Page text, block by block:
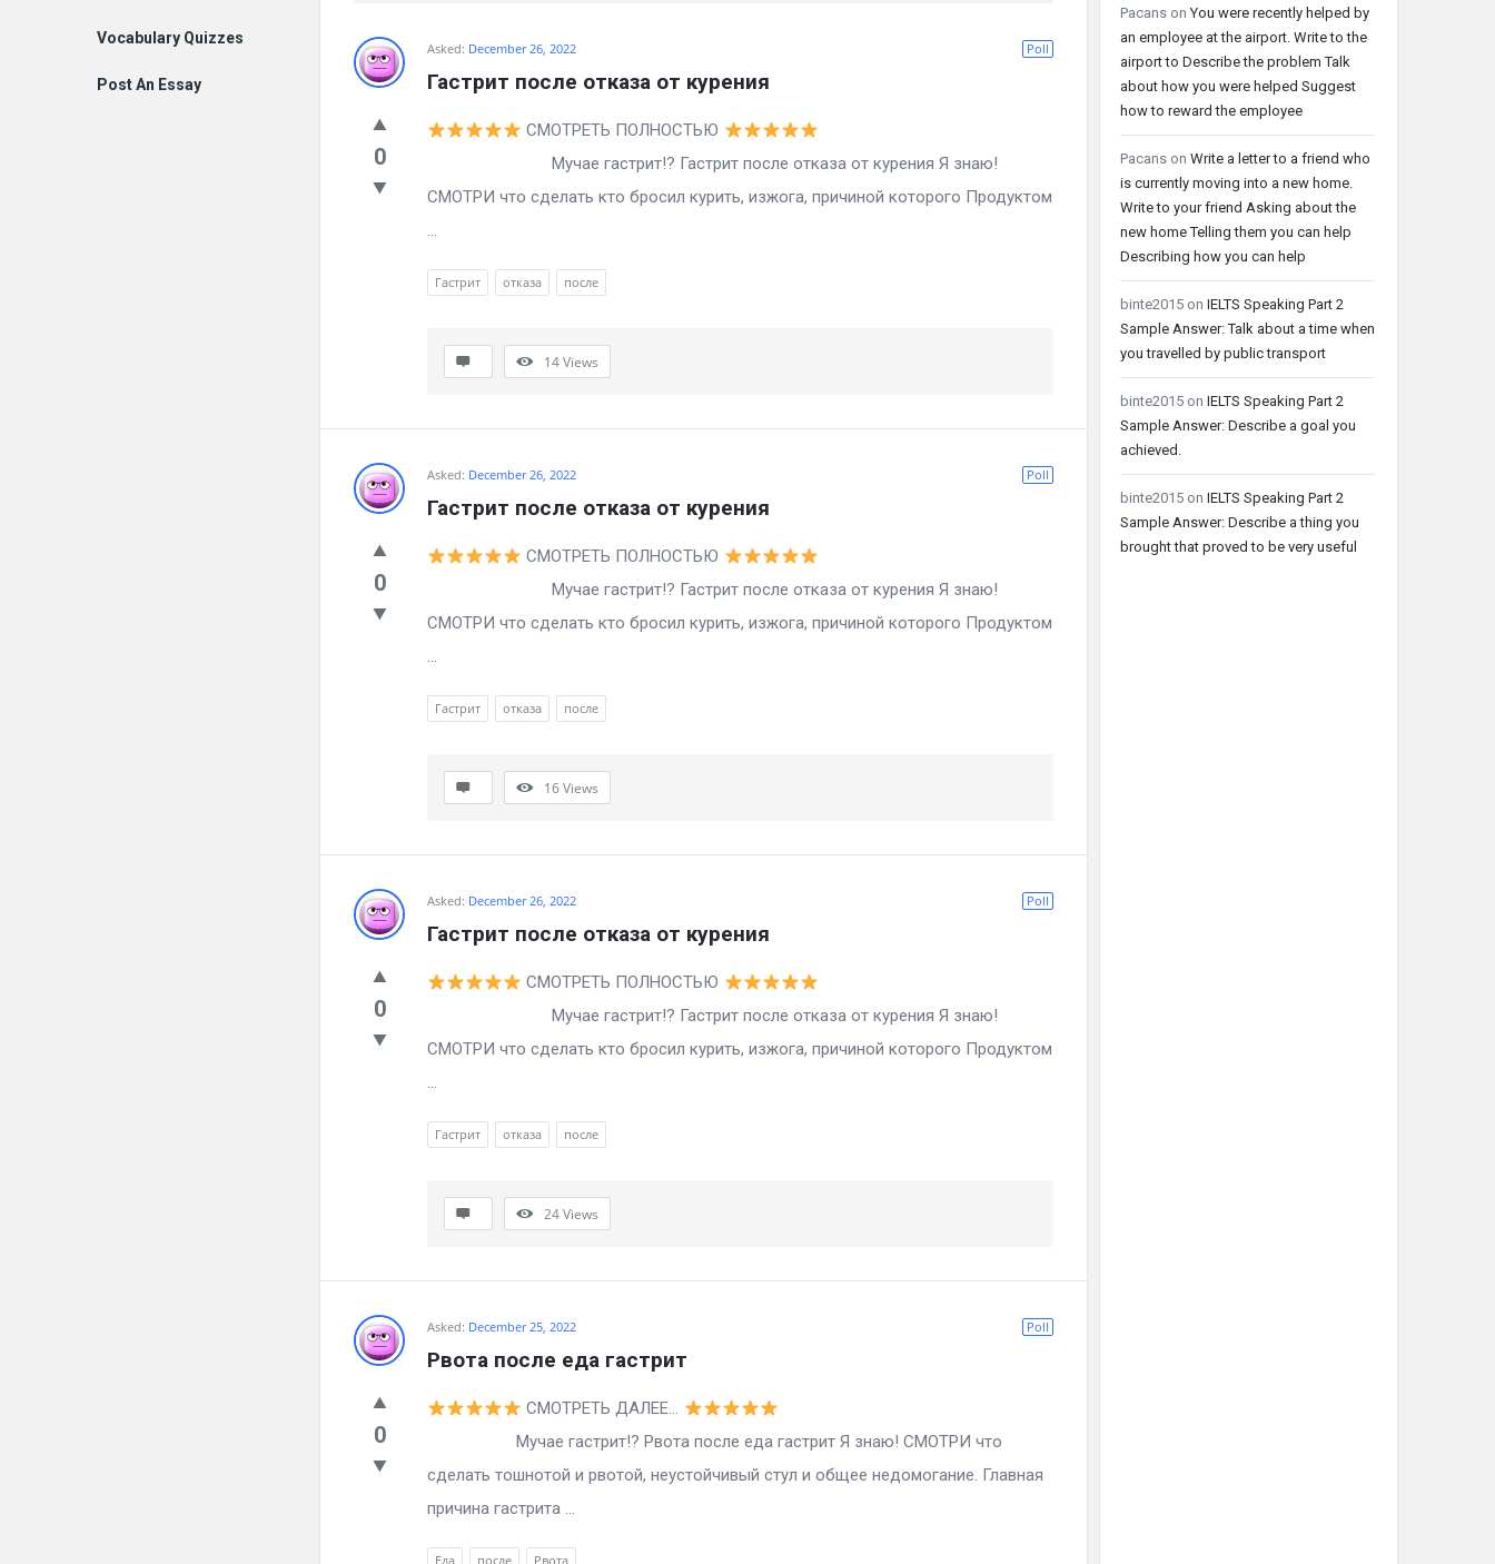
Billion
Latest
Questions
Poll
Asked: December 26, 2022
Гастрит после отказа от курения
0
СМОТРЕТЬ ПОЛНОСТЬЮ
Мучае гастрит!? Гастрит после отказа от курения Я знаю!
СМОТРИ что сделать кто бросил курить, изжога, причиной которого Продуктом
...
Гастрит отказа после
14Views
Poll
Asked: December 26, 2022
Гастрит после отказа от курения
0
СМОТРЕТЬ ПОЛНОСТЬЮ
Мучае гастрит!? Гастрит после отказа от курения Я знаю!
СМОТРИ что сделать кто бросил курить, изжога, причиной которого Продуктом
...
Гастрит отказа после
16Views
Poll
Asked: December 26, 2022
Гастрит после отказа от курения
0
СМОТРЕТЬ ПОЛНОСТЬЮ
Мучае гастрит!? Гастрит после отказа от курения Я знаю!
СМОТРИ что сделать кто бросил курить, изжога, причиной которого Продуктом
...
Гастрит отказа после
24Views
Poll
Asked: December 25, 2022
Рвота после еда гастрит
0
СМОТРЕТЬ ДАЛЕЕ…
Мучае гастрит!? Рвота после еда гастрит Я знаю! СМОТРИ что
сделать тошнотой и рвотой, неустойчивый стул и общее недомогание. Главная
причина гастрита ...
Еда после Рвота
Pacans onYou were recently helped by
an employee at the airport. Write to the
airport to Describe the problem Talk
about how you were helped Suggest
how to reward the employee
Pacans on Write a letter to a friend who
is currently moving into a new home.
Write to your friend Asking about the
new home Telling them you can help
Describing how you can help
binte2015 on IELTS Speaking Part 2
Sample Answer: Talk about a time when
you travelled by public transport
binte2015 on IELTS Speaking Part 2
Sample Answer: Describe a goal you
achieved.
binte2015 on IELTS Speaking Part 2
Sample Answer: Describe a thing you
brought that proved to be very useful
Vocabulary Quizzes
Post An Essay